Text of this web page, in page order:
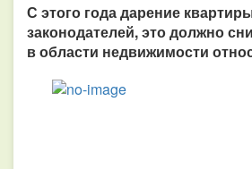
С этого года дарение
законодателей, это должно
в области недвижимости